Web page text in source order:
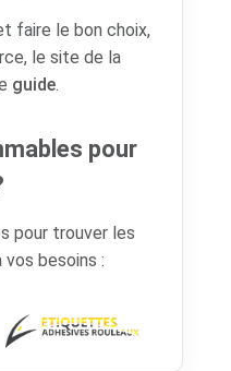
faire le bon choix,
le site de la
guide.
pour
pour trouver les
besoins :